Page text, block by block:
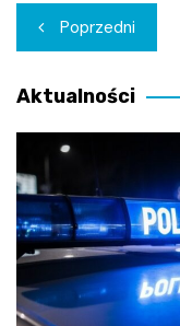
Nawigacja
wpisu
Poprzedni
Aktualności